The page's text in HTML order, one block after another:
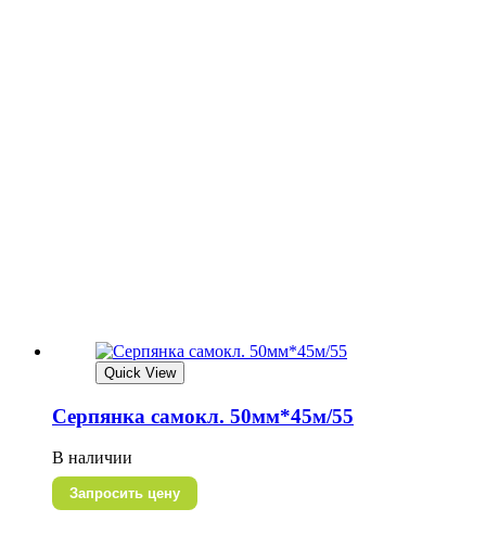
Quick View
Серпянка самокл. 50мм*45м/55
В наличии
Запросить цену